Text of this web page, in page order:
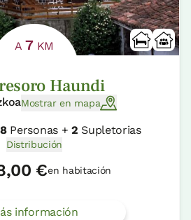
A7 KM
Haundi
Mostrar en mapa
8Personas + 2 Supletorias
Distribución
€en habitación
información